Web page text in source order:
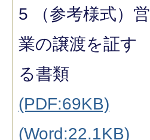
5 （参考様式）営
業の譲渡を証す
る書類
(PDF:69KB)
(Word:22.1KB)